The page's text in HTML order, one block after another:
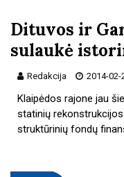
Dituvos ir
sulaukė
Redakcija 2014-02-
Klaipėdos rajone jau
statinių
struktūrinių fondų